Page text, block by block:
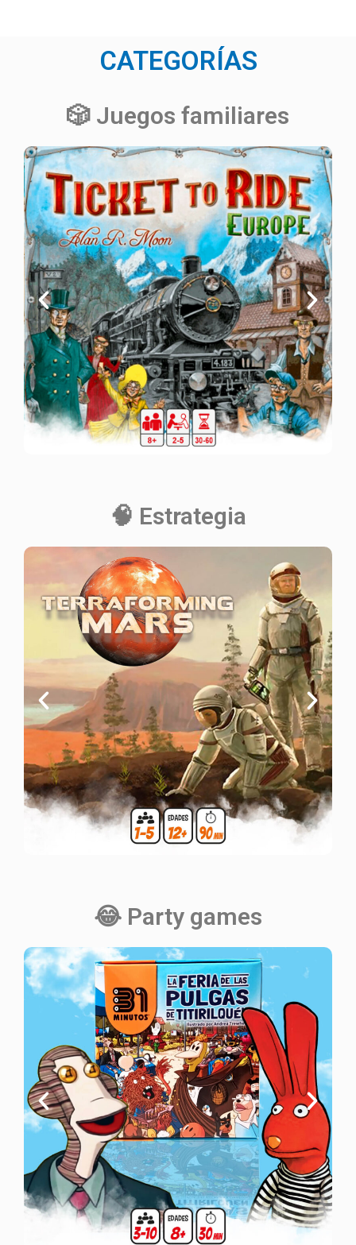
CATEGORÍAS
🎲 Juegos familiares
🧠 Estrategia
😂 Party games